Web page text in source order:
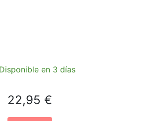
Disponible en 3 días
22,95 €